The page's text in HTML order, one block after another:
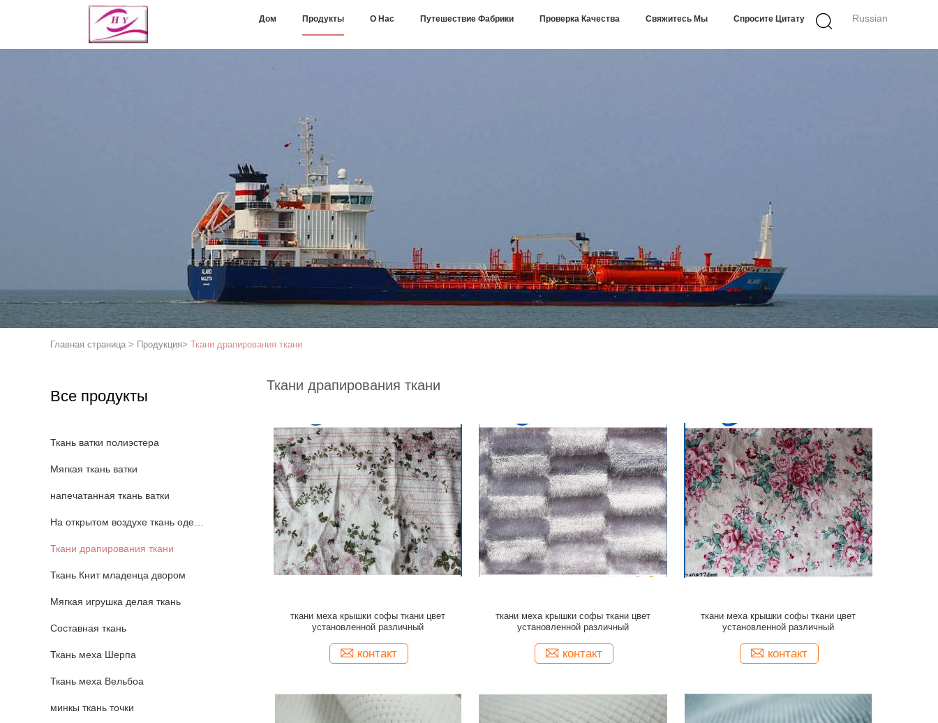
Russian
Дом Продукты О Нас Путешествие Фабрики Проверка Качества Свяжитесь Мы Спросите Цитату
Главная страница > Продукция> Ткани драпирования ткани
Все продукты
Ткань ватки полиэстера
Мягкая ткань ватки
напечатанная ткань ватки
На открытом воздухе ткань одеяния
Ткани драпирования ткани
Ткань Книт младенца двором
Мягкая игрушка делая ткань
Составная ткань
Ткань меха Шерпа
Ткань меха Вельбоа
минкы ткань точки
Ткани драпирования ткани
ткани меха крышки софы ткани цвет
установленной различный
контакт
ткани меха крышки софы ткани цвет
установленной различный
контакт
ткани меха крышки софы ткани цвет
установленной различный
контакт